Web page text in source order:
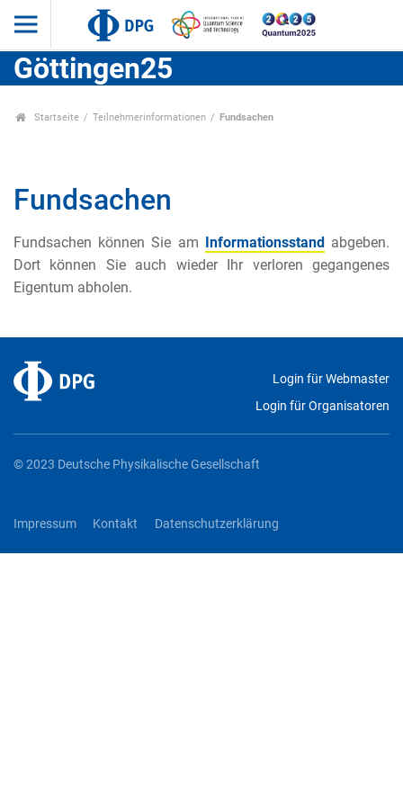
Göttingen25
Startseite Teilnehmerinformationen Fundsachen
Fundsachen
Fundsachen können Sie am Informationsstand abgeben.
Dort können Sie auch wieder Ihr verloren gegangenes
Eigentum abholen.
Login für Webmaster
Login für Organisatoren
© 2023 Deutsche Physikalische Gesellschaft
Impressum Kontakt Datenschutzerklärung